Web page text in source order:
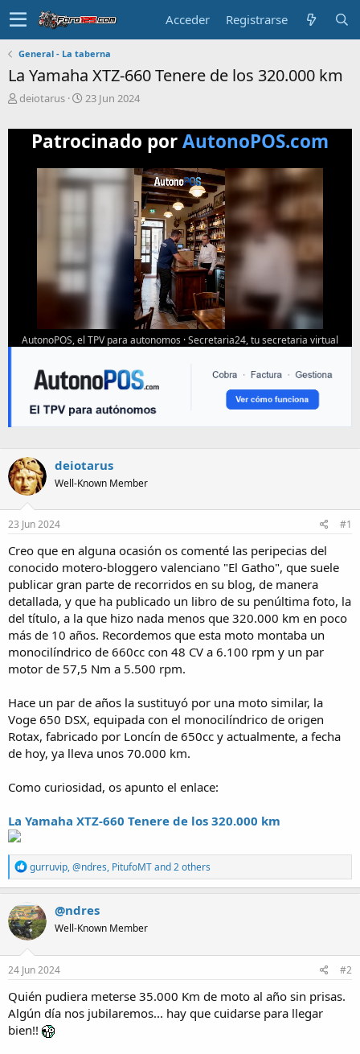
Acceder Registrarse
General - La taberna
La Yamaha XTZ-660 Tenere de los 320.000 km
T
m
deiotarus
F
c
h
d
e
o
23 Jun 2024
Patrocinado porAutonoPOS.com
AutonoPOS, el TPV para autonomos ·Secretaria24, tu secretaria virtual
deiotarus
Well-Known Member
23 Jun 2024 #1
Creo que en alguna ocasión os comenté las peripecias del
conocido motero-bloggero valenciano "El Gatho", que suele
publicar gran parte de recorridos en su blog, de manera
detallada, y que ha publicado un libro de su penúltima foto, la
del título, a la que hizo nada menos que 320.000 km en poco
más de 10 años. Recordemos que esta moto montaba un
monocilíndrico de 660cc con 48 CV a 6.100 rpm y un par
motor de 57,5 Nm a 5.500 rpm.
Hace un par de años la sustituyó por una moto similar, la
Voge 650 DSX, equipada con el monocilíndrico de origen
Rotax, fabricado por Loncín de 650cc y actualmente, a fecha
de hoy, ya lleva unos 70.000 km.
Como curiosidad, os apunto el enlace:
La Yamaha XTZ-660 Tenere de los 320.000 km
R
e
a
c
t
i
o
n
s
gurruvip,@ndres, PitufoMTand 2 others
@ndres
Well-Known Member
24 Jun 2024 #2
Quién pudiera meterse 35.000 Km de moto al año sin prisas.
Algún día nos jubilaremos... hay que cuidarse para llegar
bien!!